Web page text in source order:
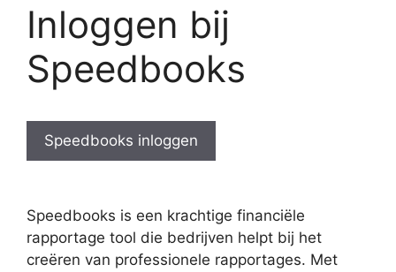
Inloggen bij
Speedbooks
Speedbooks inloggen
Speedbooks is een krachtige financiële
rapportage tool die bedrijven helpt bij het
creëren van professionele rapportages. Met